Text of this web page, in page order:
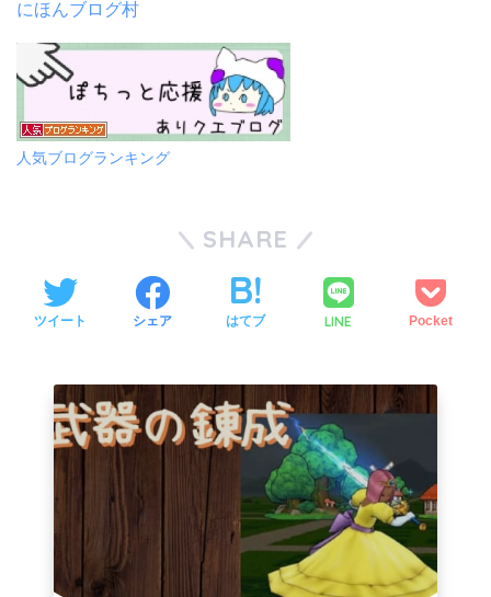
にほんブログ村
人気ブログランキング
SHARE
ツイート シェア はてブ LINE Pocket